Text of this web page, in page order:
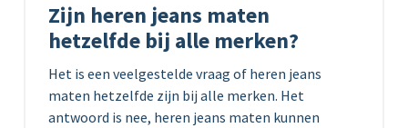
Zijn heren jeans maten
hetzelfde bij alle merken?
Het is een veelgestelde vraag of heren jeans
maten hetzelfde zijn bij alle merken. Het
antwoord is nee, heren jeans maten kunnen